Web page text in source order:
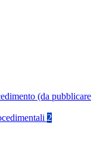
(da pubblicare
2